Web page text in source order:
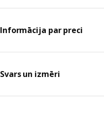
Informācija par preci
Svars un izmēri